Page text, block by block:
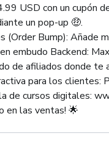
USD con un cupón
un pop-up 🤑.
(Order Bump): Añade
embudo Backend:
de afiliados donde
para los clientes:
de cursos digitales:
en las ventas! 🌟